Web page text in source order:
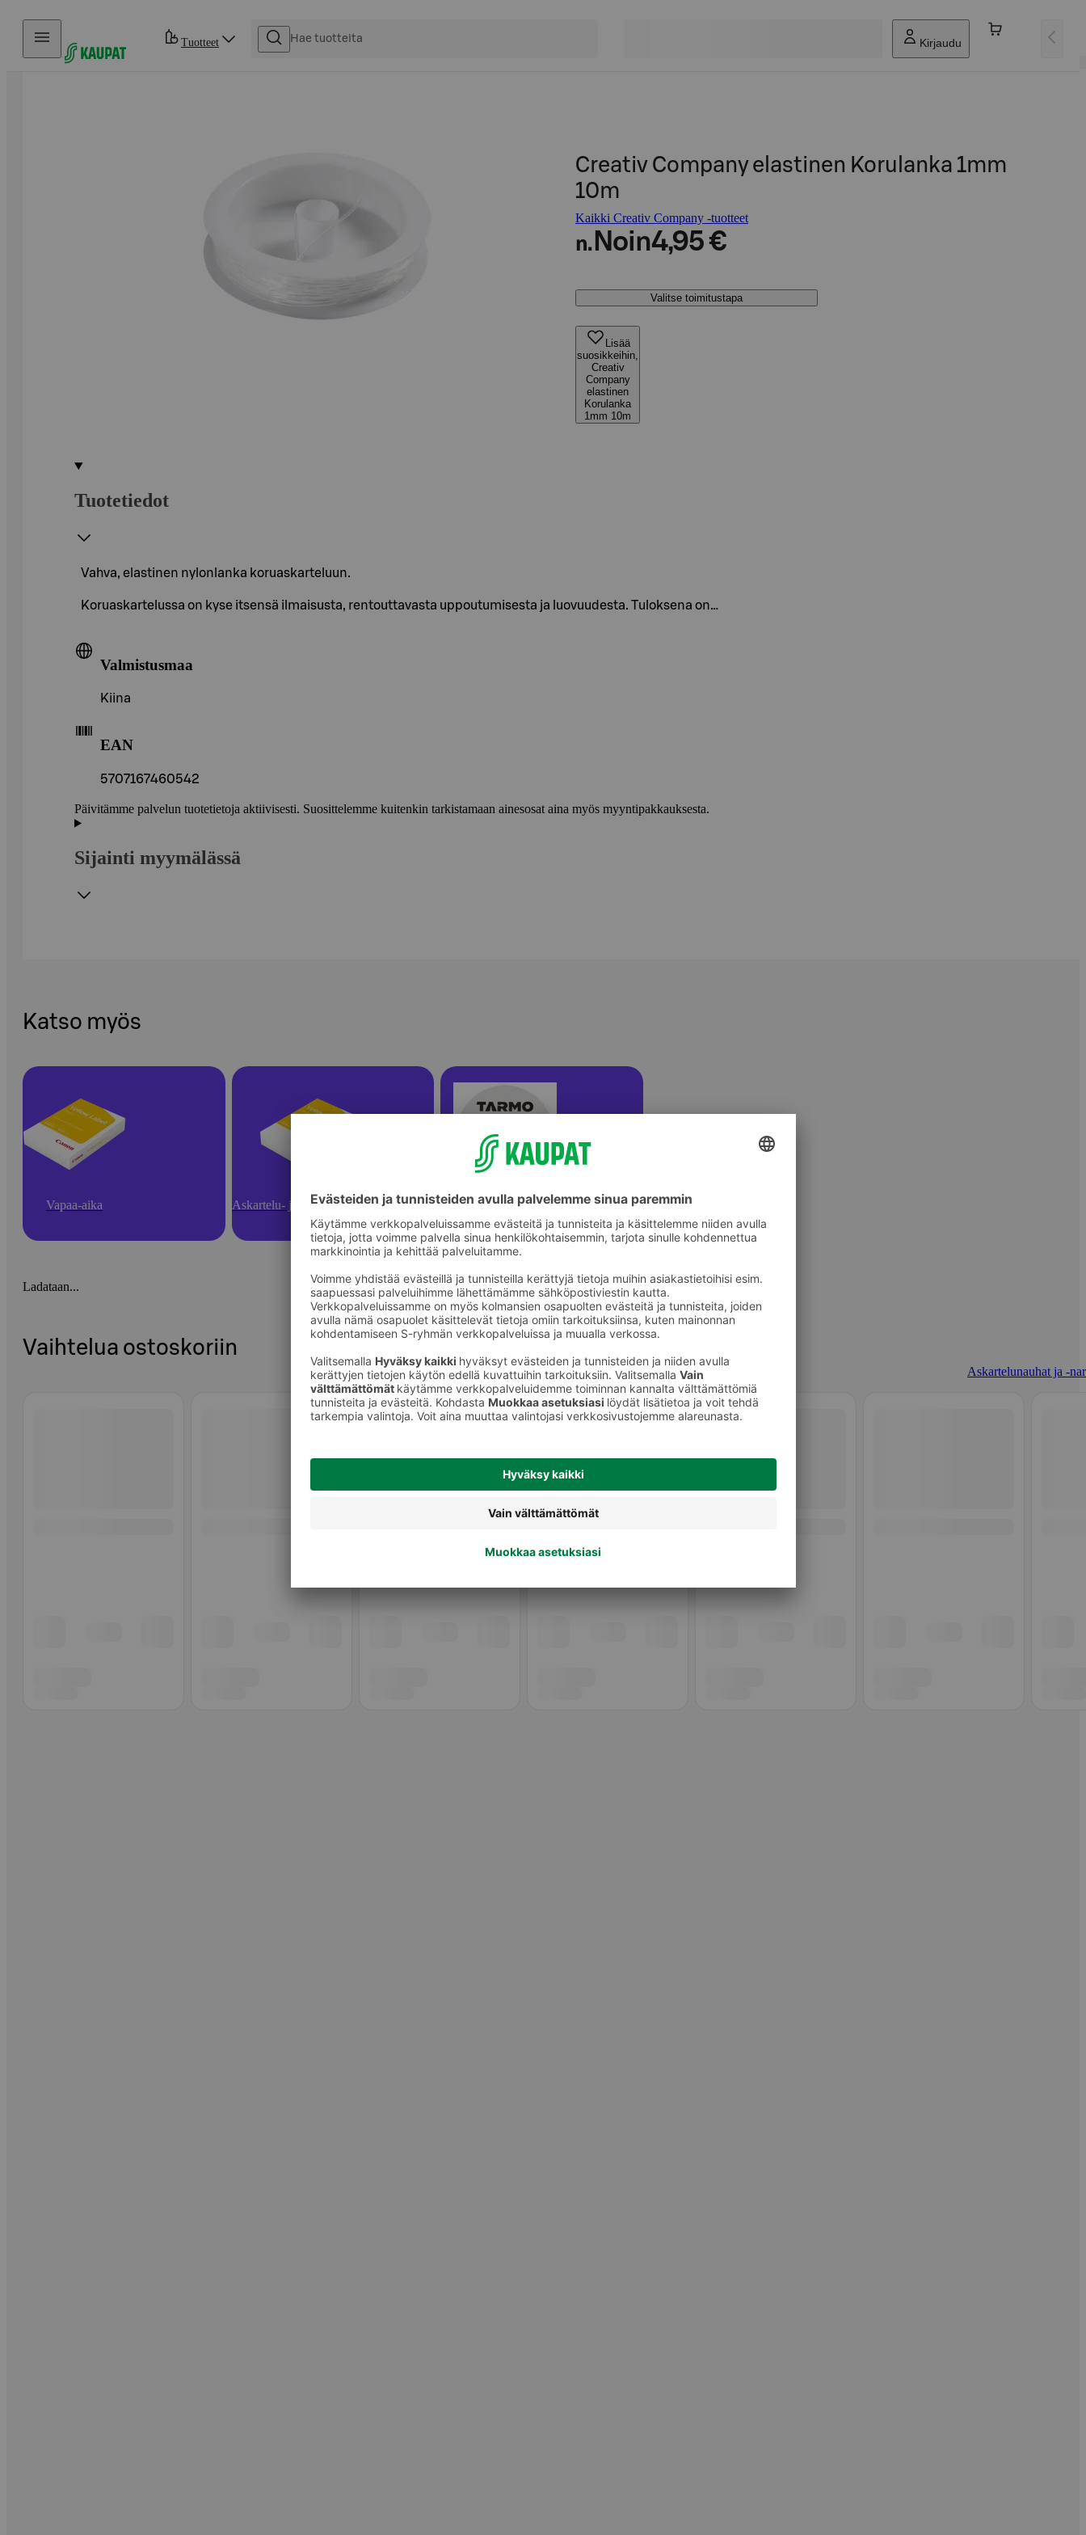
Hyppää sisältöön
Tuotteet Kirjaudu
Creativ Company elastinen Korulanka 1mm
10m
Kaikki Creativ Company -tuotteet
n. Noin4,95 €
Valitse toimitustapa
Lisää
suosikkeihin,
Creativ
Company
elastinen
Korulanka
1mm 10m
Tuotetiedot
Vahva, elastinen nylonlanka koruaskarteluun.
Koruaskartelussa on kyse itsensä ilmaisusta, rentouttavasta uppoutumisesta ja luovuudesta. Tuloksena on…
Valmistusmaa
Kiina
EAN
5707167460542
Päivitämme palvelun tuotetietoja aktiivisesti. Suosittelemme kuitenkin tarkistamaan ainesosat aina myös myyntipakkauksesta.
Sijainti myymälässä
Katso myös
Vapaa-aika Askartelu- ja toimistotarvikkeet Askartelunauhat ja -narut
Ladataan...
Vaihtelua ostoskoriin
Askartelunauhat ja -